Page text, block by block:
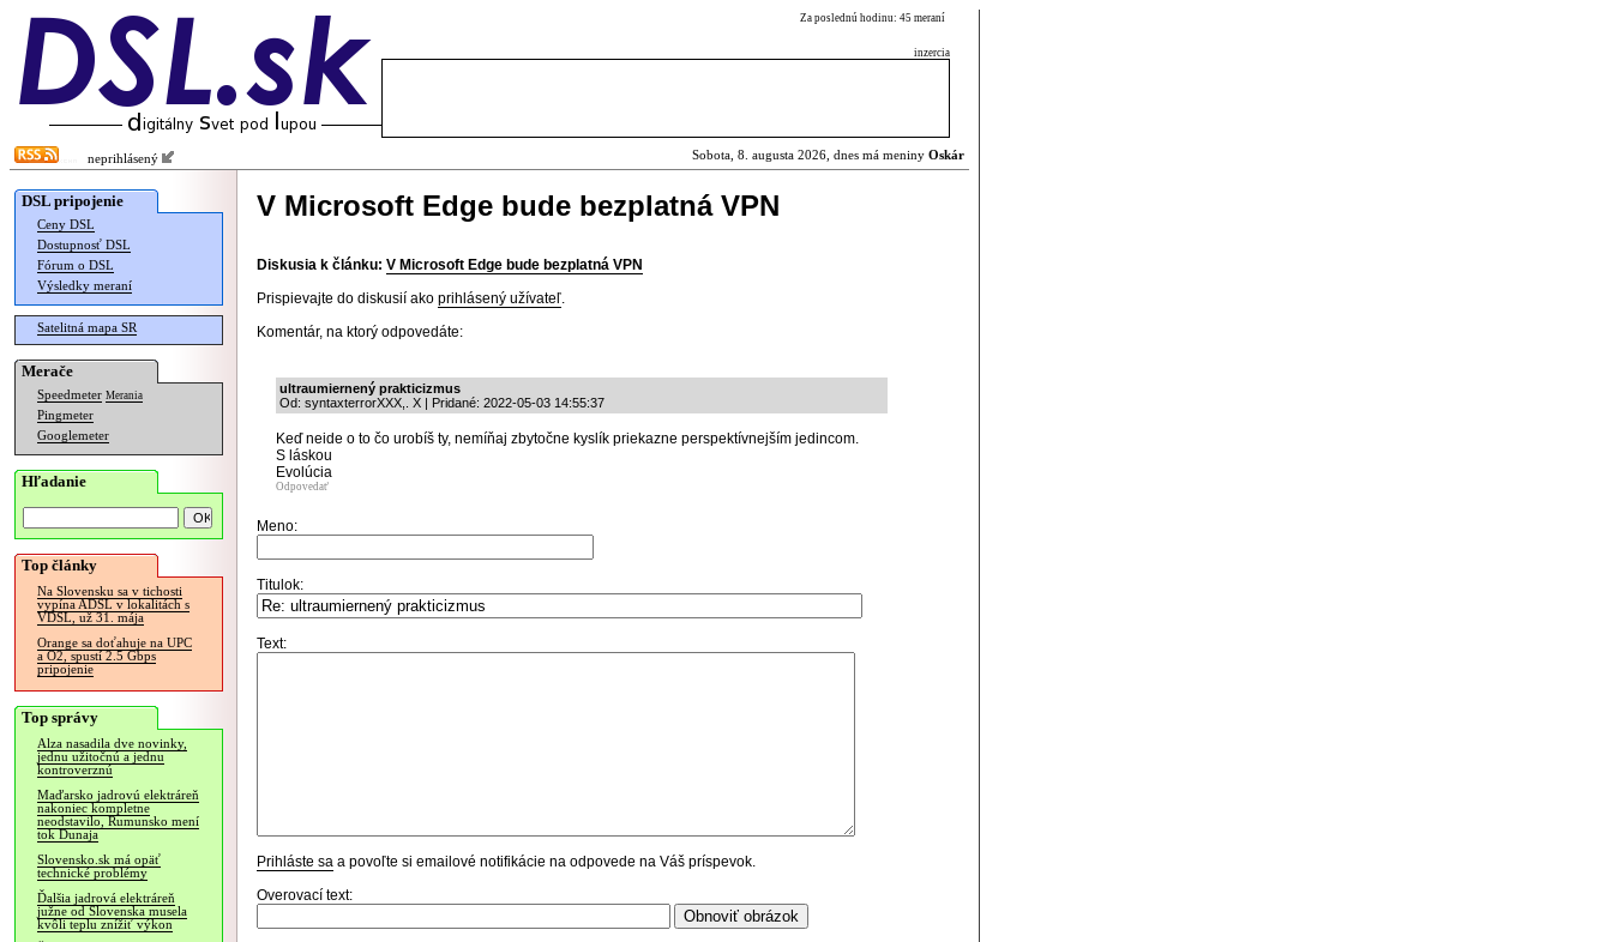
Za poslednú hodinu: 45 meraní
inzercia
neprihlásený Sobota, 8. augusta 2026, dnes má meniny Oskár
DSL pripojenie
Ceny DSL
Dostupnosť DSL
Fórum o DSL
Výsledky meraní
Satelitná mapa SR
Merače
Speedmeter Merania
Pingmeter
Googlemeter
Hľadanie
Top články
Na Slovensku sa v tichosti
vypína ADSL v lokalitách s
VDSL, už 31. mája
Orange sa doťahuje na UPC
a O2, spustí 2.5 Gbps
pripojenie
Top správy
Alza nasadila dve novinky,
jednu užitočnú a jednu
kontroverznú
Maďarsko jadrovú elektráreň
nakoniec kompletne
neodstavilo, Rumunsko mení
tok Dunaja
Slovensko.sk má opäť
technické problémy
Ďalšia jadrová elektráreň
južne od Slovenska musela
kvôli teplu znížiť výkon
V Microsoft Edge bude bezplatná VPN
Diskusia k článku: V Microsoft Edge bude bezplatná VPN
Prispievajte do diskusií ako prihlásený užívateľ.
Komentár, na ktorý odpovedáte:
ultraumiernený prakticizmus
Od: syntaxterrorXXX,. X | Pridané: 2022-05-03 14:55:37
Keď neide o to čo urobíš ty, nemíňaj zbytočne kyslík priekazne perspektívnejším jedincom.
S láskou
Evolúcia
Odpovedať
Meno:
Titulok:
Text:
Prihláste sa a povoľte si emailové notifikácie na odpovede na Váš príspevok.
Overovací text: